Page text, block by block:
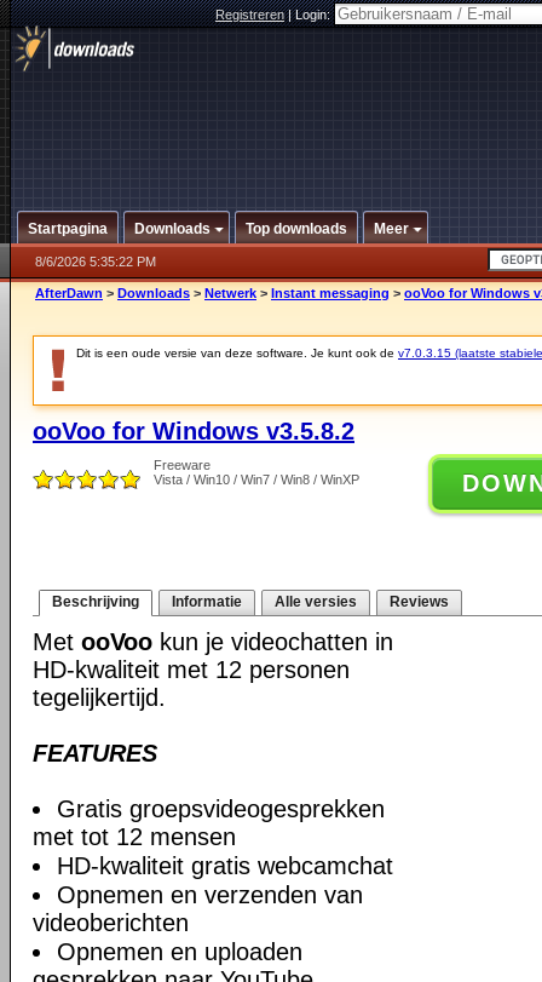
Registreren|Login:
Startpagina Downloads Top downloads Meer
8/6/2026 5:35:22 PM
AfterDawn > Downloads > Netwerk > Instant messaging > ooVoo for Windows
Dit is een oude versie van deze software. Je kunt ook de v7.0.3.15 (laatste
ooVoo for Windows v3.5.8.2
Freeware
Vista / Win10 / Win7 / Win8 / WinXP
Beschrijving Informatie Alle versies Reviews
Met ooVoo kun je videochatten in
HD-kwaliteit met 12 personen
tegelijkertijd.
FEATURES
Gratis groepsvideogesprekken
met tot 12 mensen
HD-kwaliteit gratis webcamchat
Opnemen en verzenden van
videoberichten
Opnemen en uploaden